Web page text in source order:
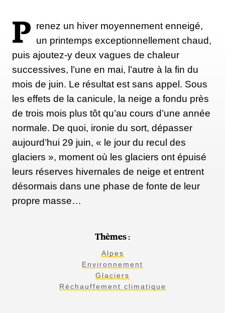
P renez un hiver moyennement enneigé,
un printemps exceptionnellement chaud,
puis ajoutez-y deux vagues de chaleur
successives, l’une en mai, l’autre à la fin du
mois de juin. Le résultat est sans appel. Sous
les effets de la canicule, la neige a fondu près
de trois mois plus tôt qu’au cours d’une année
normale. De quoi, ironie du sort, dépasser
aujourd’hui 29 juin, « le jour du recul des
glaciers », moment où les glaciers ont épuisé
leurs réserves hivernales de neige et entrent
désormais dans une phase de fonte de leur
propre masse…
Thèmes :
Alpes
Environnement
Glaciers
Réchauffement climatique